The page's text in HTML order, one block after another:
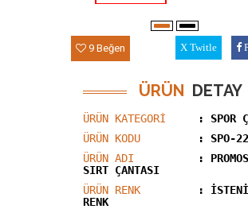
9 Beğen Twitle
ÜRÜN DETAY
ÜRÜN KATEGORİ
: SPOR
ÜRÜN KODU
: SPO-
ÜRÜN ADI
:
SIRT ÇANTASI
ÜRÜN RENK
:
RENK